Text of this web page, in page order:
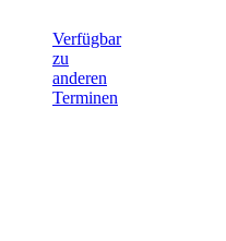
Verfügbar
zu
anderen
Terminen